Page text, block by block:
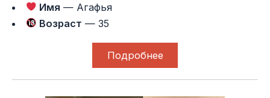
Имя — Агафья
Возраст — 35
Подробнее